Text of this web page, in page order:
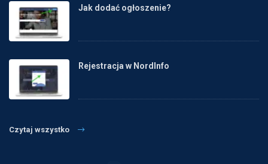
Jak dodać ogłoszenie?
Rejestracja w NordInfo
Czytaj wszystko